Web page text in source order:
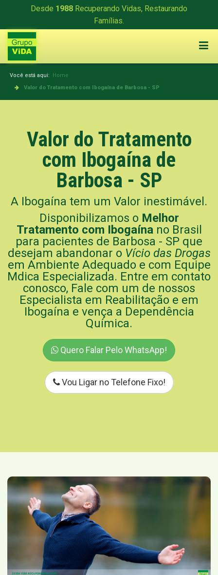
Desde 1988 Recuperando Vidas, Restaurando
Famílias.
Você está aqui: Home
Valor do Tratamento com Ibogaína de Barbosa - SP
Valor do Tratamento
com Ibogaína de
Barbosa - SP
A Ibogaína tem um Valor inestimável.
Disponibilizamos o Melhor
Tratamento com Ibogaínano Brasil
para pacientes de Barbosa - SP que
desejam abandonar o Vício das Drogas
em Ambiente Adequado e com Equipe
Mdica Especializada. Entre em contato
conosco, Fale com um de nossos
Especialista em Reabilitação e em
Ibogaína e vença a Dependência
Química.
Quero Falar Pelo WhatsApp!
Vou Ligar no Telefone Fixo!